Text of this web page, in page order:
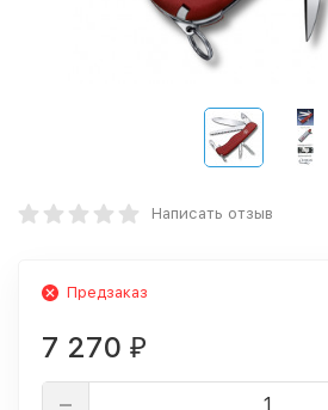
Написать отзыв
Предзаказ
7 270 ₽